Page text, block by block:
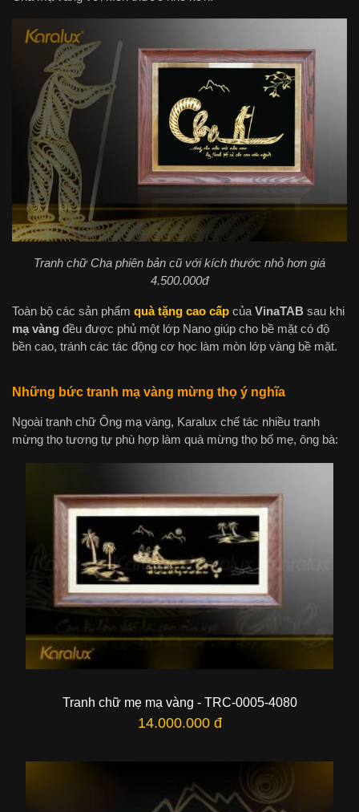
Tranh chữ Cha phiên bản cũ với kích thước nhỏ hơn giá
4.500.000đ
Toàn bộ các sản phẩm quà tặng cao cấp của VinaTAB sau khi
mạ vàng đều được phủ một lớp Nano giúp cho bề mặt có độ
bền cao, tránh các tác động cơ học làm mòn lớp vàng bề mặt.
Những bức tranh mạ vàng mừng thọ ý nghĩa
Ngoài tranh chữ Ông mạ vàng, Karalux chế tác nhiều tranh
mừng thọ tương tự phù hợp làm quà mừng thọ bố mẹ, ông bà:
Tranh chữ mẹ mạ vàng - TRC-0005-4080
14.000.000 đ